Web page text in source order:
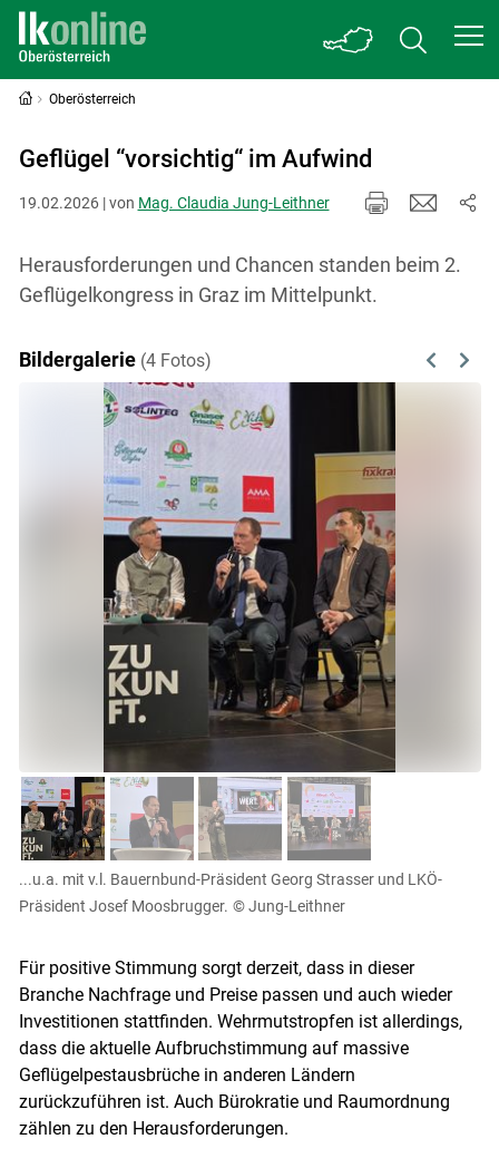
Oberösterreich
Geflügel “vorsichtig“ im Aufwind
19.02.2026 | von Mag. Claudia Jung-Leithner
Herausforderungen und Chancen standen beim 2.
Geflügelkongress in Graz im Mittelpunkt.
Bildergalerie (4 Fotos) Previous
Next
...u.a. mit v.l. Bauernbund-Präsident Georg Strasser und LKÖ-
Präsident Josef Moosbrugger. © Jung-Leithner
Für positive Stimmung sorgt derzeit, dass in dieser
Branche Nachfrage und Preise passen und auch wieder
Investitionen stattfinden. Wehrmutstropfen ist allerdings,
dass die aktuelle Aufbruchstimmung auf massive
Geflügelpestausbrüche in anderen Ländern
zurückzuführen ist. Auch Bürokratie und Raumordnung
zählen zu den Herausforderungen.